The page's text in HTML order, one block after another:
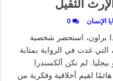
الثقيل
الإنسان 0
براون، استحضر شخصية
التي غدت في الرواية بمثابة
بيجليا. لم تكن ألكسندرا
لقيم أخلاقية وفكرية من